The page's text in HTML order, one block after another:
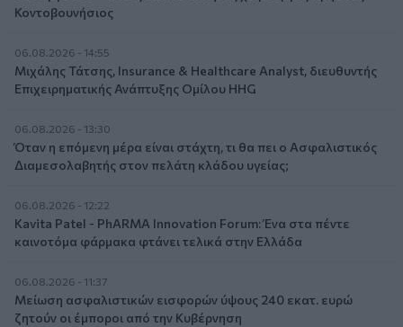
Κοντοβουνήσιος
06.08.2026 - 14:55
Μιχάλης Τάτσης, Insurance & Healthcare Analyst, διευθυντής
Επιχειρηματικής Ανάπτυξης Ομίλου HHG
06.08.2026 - 13:30
Όταν η επόμενη μέρα είναι στάχτη, τι θα πει ο Ασφαλιστικός
Διαμεσολαβητής στον πελάτη κλάδου υγείας;
06.08.2026 - 12:22
Kavita Patel - PhARMA Innovation Forum: Ένα στα πέντε
καινοτόμα φάρμακα φτάνει τελικά στην Ελλάδα
06.08.2026 - 11:37
Μείωση ασφαλιστικών εισφορών ύψους 240 εκατ. ευρώ
ζητούν οι έμποροι από την Κυβέρνηση